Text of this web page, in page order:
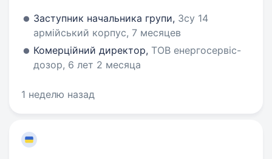
Заступник начальника групи, Зсу 14
армійський корпус, 7 месяцев
Комерційний директор, ТОВ енергосервіс-
дозор, 6 лет 2 месяца
1 неделю назад